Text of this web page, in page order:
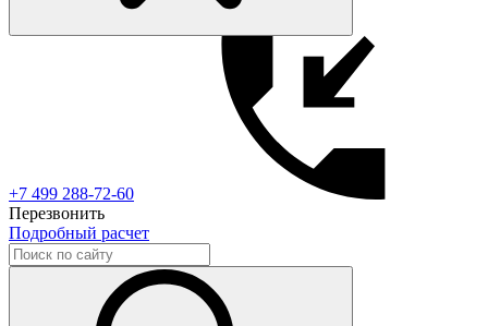
+7 499 288-72-60
Перезвонить
Подробный расчет